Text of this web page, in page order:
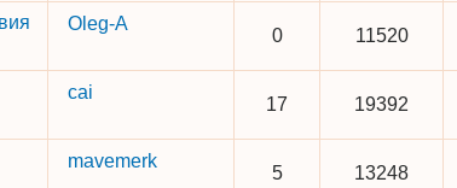
Oleg-A
0 11520
cai
17 19392
mavemerk
5 13248